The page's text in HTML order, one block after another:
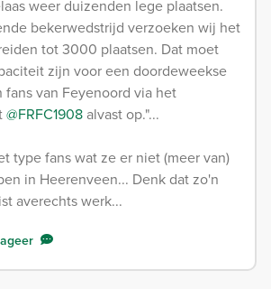
weer duizenden lege plaatsen.
bekerwedstrijd verzoeken wij het
tot 3000 plaatsen. Dat moet
zijn voor een doordeweekse
fans van Feyenoord via het
@FRFC1908alvast op."...
type fans wat ze er niet (meer van)
in Heerenveen... Denk dat zo'n
averechts werk...